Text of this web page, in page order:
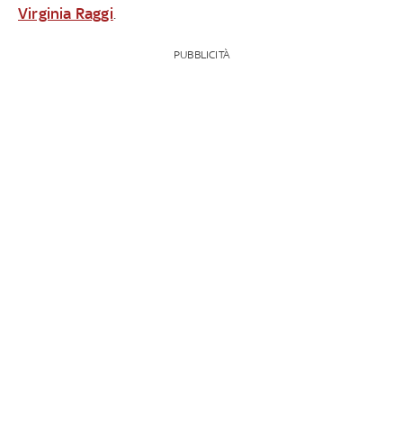
Virginia Raggi
PUBBLICITÀ